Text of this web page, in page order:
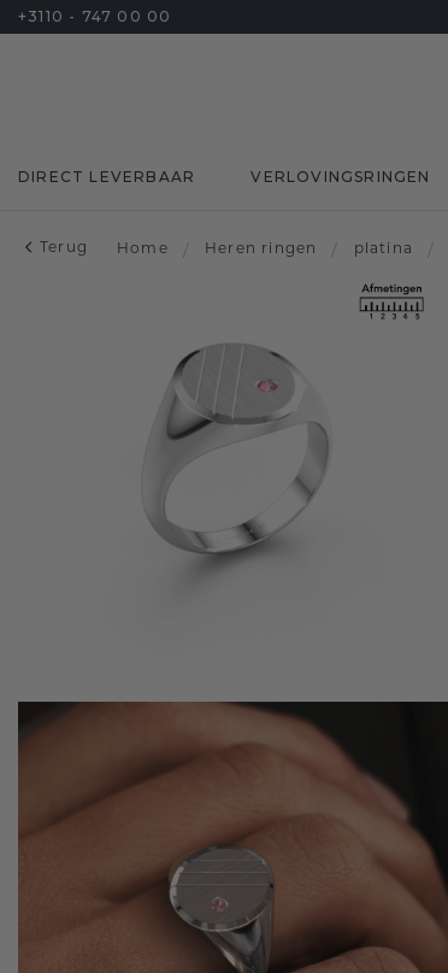
+3110 - 747 00 00
DIRECT LEVERBAAR VERLOVINGSRINGEN
Terug Home / Heren ringen / platina /